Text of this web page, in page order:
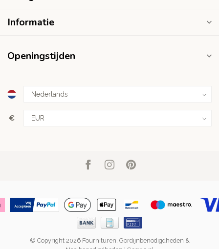
Informatie
Openingstijden
€
© Copyright 2026 Fournituren, Gordijnbenodigdheden &